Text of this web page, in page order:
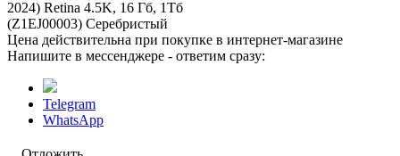
Цена действительна при покупке в интернет-магазине
Напишите в мессенджере - ответим сразу:
Telegram
WhatsApp